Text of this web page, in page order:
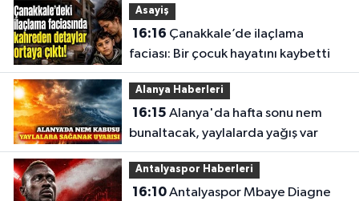
Asayiş
16:16
faciası: Bir çocuk hayatını kaybetti
Alanya Haberleri
16:15
bunaltacak, yaylalarda yağış var
Antalyaspor Haberleri
16:10Antalyaspor Mbaye Diagne